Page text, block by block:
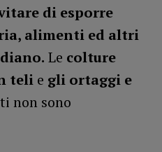
di esporre
alimenti ed altri
Le colture
teli e gli ortaggi e
non sono